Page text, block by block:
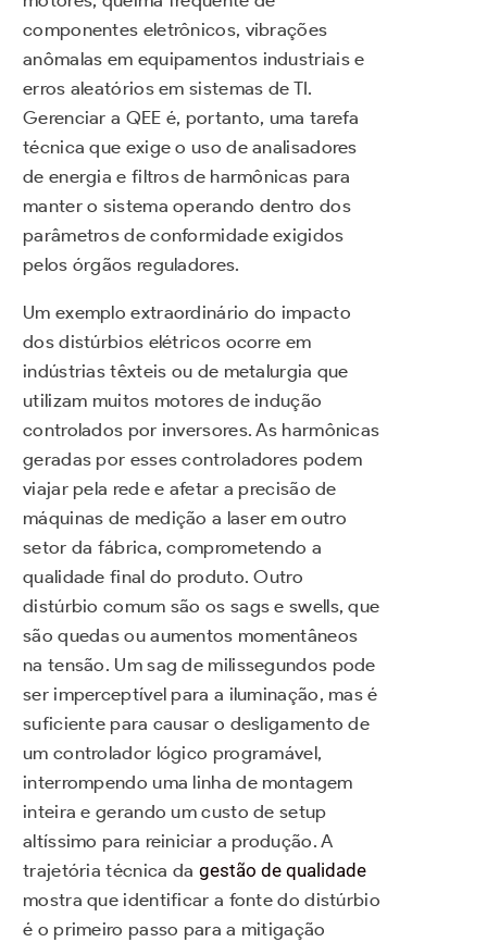
componentes eletrônicos, vibrações
anômalas em equipamentos industriais e
erros aleatórios em sistemas de TI.
Gerenciar a QEE é, portanto, uma tarefa
técnica que exige o uso de analisadores
de energia e filtros de harmônicas para
manter o sistema operando dentro dos
parâmetros de conformidade exigidos
pelos órgãos reguladores.
Um exemplo extraordinário do impacto
dos distúrbios elétricos ocorre em
indústrias têxteis ou de metalurgia que
utilizam muitos motores de indução
controlados por inversores. As harmônicas
geradas por esses controladores podem
viajar pela rede e afetar a precisão de
máquinas de medição a laser em outro
setor da fábrica, comprometendo a
qualidade final do produto. Outro
distúrbio comum são os sags e swells, que
são quedas ou aumentos momentâneos
na tensão. Um sag de milissegundos pode
ser imperceptível para a iluminação, mas é
suficiente para causar o desligamento de
um controlador lógico programável,
interrompendo uma linha de montagem
inteira e gerando um custo de setup
altíssimo para reiniciar a produção. A
trajetória técnica da gestão de qualidade
mostra que identificar a fonte do distúrbio
é o primeiro passo para a mitigação